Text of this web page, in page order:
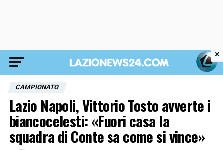
CAMPIONATO
Lazio Napoli, Vittorio Tosto avverte i
biancocelesti: «Fuori casa la
squadra di Conte sa come si vince»
×